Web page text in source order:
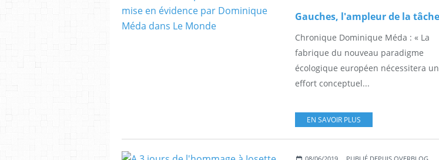
Chronique Dominique Méda : « La
fabrique du nouveau paradigme
écologique européen nécessitera un
effort conceptuel...
EN SAVOIR PLUS